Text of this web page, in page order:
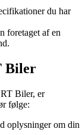
du har
foretaget af en
Biler
Biler, er
følge:
oplysninger om din